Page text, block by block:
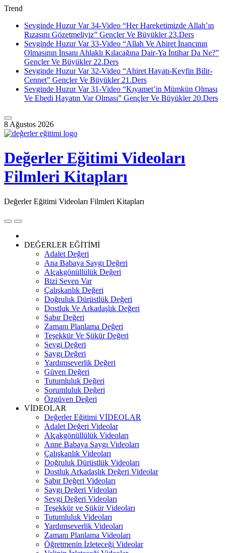
Trend
Sevginde Huzur Var 34-Video “Her Hareketimizde Allah’ın
Rızasını Gözetmeliyiz” Gençler Ve Büyükler 23.Ders
Sevginde Huzur Var 33-Video “Allah Ve Ahiret İnancının
Olmasının İnsanı Ahlaklı Kılacağına Dair-Ya İntihar Da Ne?”
Gençler Ve Büyükler 22.Ders
Sevginde Huzur Var 32-Video “Ahiret Hayatı-Keyfin Bilir-
Cennet” Gençler Ve Büyükler 21.Ders
Sevginde Huzur Var 31-Video “Kıyamet’in Mümkün Olması
Ve Ebedi Hayatın Var Olması” Gençler Ve Büyükler 20.Ders
to
content
8 Ağustos 2026
Değerler Eğitimi Videoları
Filmleri Kitapları
Değerler Eğitimi Videoları Filmleri Kitapları
DEĞERLER EĞİTİMİ
Adalet Değeri
Ana Babaya Saygı Değeri
Alçakgönüllülük Değeri
Bizi Seven Var
Çalışkanlık Değeri
Doğruluk Dürüstlük Değeri
Dostluk Ve Arkadaşlık Değeri
Sabır Değeri
Zamanı Planlama Değeri
Teşekkür Ve Şükür Değeri
Sevgi Değeri
Saygı Değeri
Yardımseverlik Değeri
Güven Değeri
Tutumluluk Değeri
Sorumluluk Değeri
Özgüven Değeri
VİDEOLAR
Değerler Eğitimi VİDEOLAR
Adalet Değeri Videolar
Alçakgönüllülük Videoları
Anne Babaya Saygı Videoları
Çalışkanlık Videoları
Doğruluk Dürüstlük Videoları
Dostluk Arkadaşlık Değeri Videolar
Sabır Değeri Videoları
Saygı Değeri Videoları
Sevgi Değeri Videoları
Teşekkür ve Şükür Videoları
Tutumluluk Videoları
Yardımseverlik Videoları
Zamanı Planlama Videoları
Öğretmenin İzleteceği Videolar